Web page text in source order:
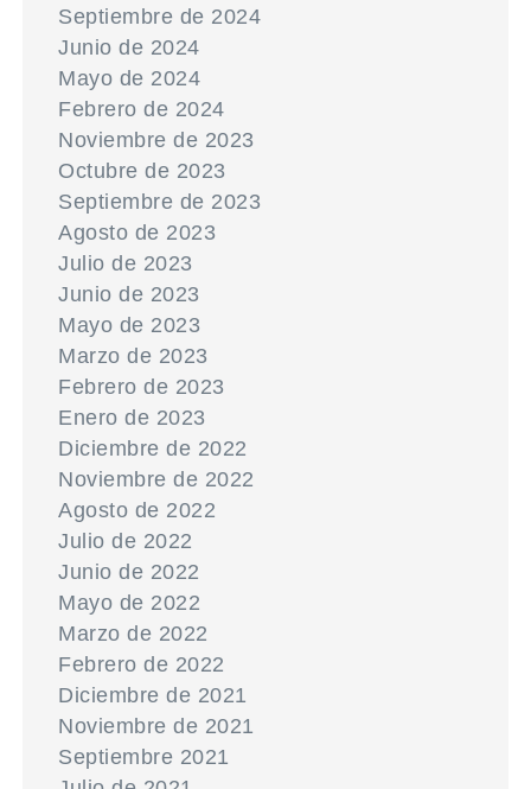
Septiembre de 2024
Junio de 2024
Mayo de 2024
Febrero de 2024
Noviembre de 2023
Octubre de 2023
Septiembre de 2023
Agosto de 2023
Julio de 2023
Junio de 2023
Mayo de 2023
Marzo de 2023
Febrero de 2023
Enero de 2023
Diciembre de 2022
Noviembre de 2022
Agosto de 2022
Julio de 2022
Junio de 2022
Mayo de 2022
Marzo de 2022
Febrero de 2022
Diciembre de 2021
Noviembre de 2021
Septiembre 2021